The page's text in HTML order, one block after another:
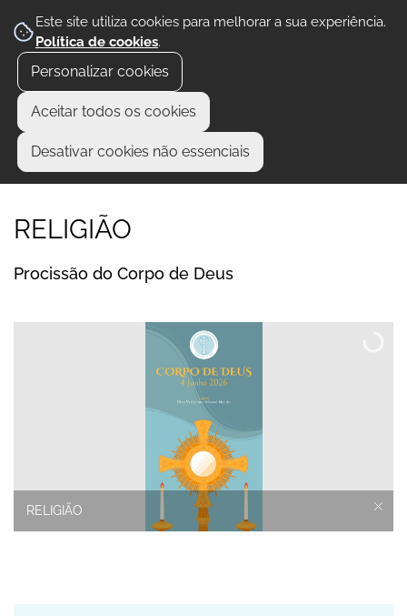
Este site utiliza cookies para melhorar a sua experiência.
Política de cookies.
Personalizar cookies
Aceitar todos os cookies
Desativar cookies não essenciais
RELIGIÃO
Procissão do Corpo de Deus
RELIGIÃO